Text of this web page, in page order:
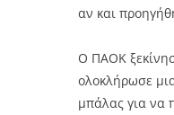
αν και
Ο ΠΑΟΚ
ολοκλήρωσε
μπάλας για να